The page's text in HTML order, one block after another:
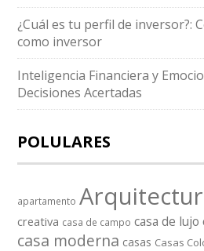
¿Cuál es tu perfil de inversor?:
como inversor
Inteligencia Financiera y
Decisiones Acertadas
POLULARES
apartamento
creativa casa de campo casa de lujo
casa moderna casas Casas